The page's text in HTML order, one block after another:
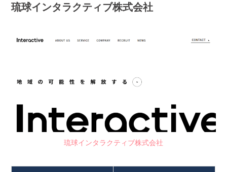
琉球インタラクティブ株式会社
琉球インタラクティブ株式会社